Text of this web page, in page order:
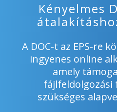
Kényelmes
A DOC-t az EPS-re
ingyenes online
amely
fájlfeldolgozási
szükséges